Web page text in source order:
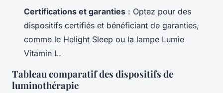
Certifications et garanties : Optez pour des
dispositifs certifiés et bénéficiant de garanties,
comme le Helight Sleep ou la lampe Lumie
Vitamin L.
Tableau comparatif des dispositifs de
luminothérapie